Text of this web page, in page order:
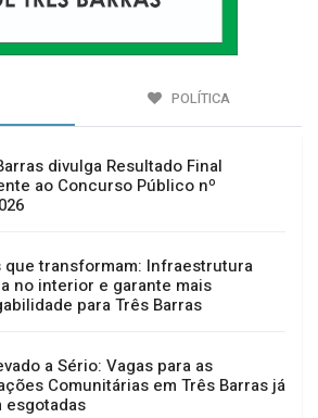
POLÍTICA
divulga Resultado Final
ao Concurso Público nº
que transformam: Infraestrutura
no interior e garante mais
para Três Barras
a Sério: Vagas para as
Comunitárias em Três Barras já
esgotadas